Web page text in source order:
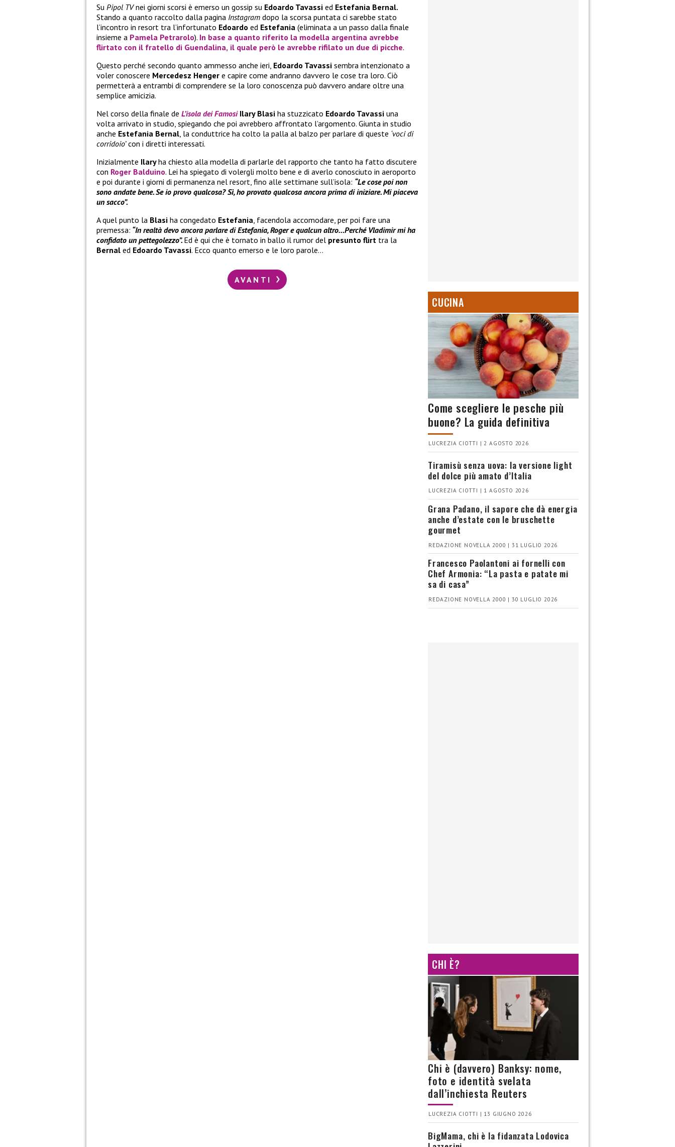
Su Pipol TVnei giorni scorsi è emerso un gossip su Edoardo Tavassi ed Estefania Bernal.
Stando a quanto raccolto dalla pagina Instagram dopo la scorsa puntata ci sarebbe stato
l’incontro in resort tra l’infortunato Edoardo ed Estefania (eliminata a un passo dalla finale
insieme a Pamela Petrarolo). In base a quanto riferito la modella argentina avrebbe
flirtato con il fratello di Guendalina, il quale però le avrebbe rifilato un due di picche.
Questo perché secondo quanto ammesso anche ieri, Edoardo Tavassi sembra intenzionato a
voler conoscere Mercedesz Henger e capire come andranno davvero le cose tra loro. Ciò
permetterà a entrambi di comprendere se la loro conoscenza può davvero andare oltre una
semplice amicizia.
Nel corso della finale de L’isola dei Famosi Ilary Blasi ha stuzzicato Edoardo Tavassi una
volta arrivato in studio, spiegando che poi avrebbero affrontato l’argomento. Giunta in studio
anche Estefania Bernal, la conduttrice ha colto la palla al balzo per parlare di queste ‘voci di
corridoio’con i diretti interessati.
Inizialmente Ilaryha chiesto alla modella di parlarle del rapporto che tanto ha fatto discutere
con Roger Balduino. Lei ha spiegato di volergli molto bene e di averlo conosciuto in aeroporto
e poi durante i giorni di permanenza nel resort, fino alle settimane sull’isola: “Le cose poi non
sono andate bene. Se io provo qualcosa? Sì, ho provato qualcosa ancora prima di iniziare. Mi piaceva
un sacco”.
A quel punto la Blasi ha congedato Estefania, facendola accomodare, per poi fare una
premessa: “In realtà devo ancora parlare di Estefania, Roger e qualcun altro…Perché Vladimir mi ha
confidato un pettegolezzo”. Ed è qui che è tornato in ballo il rumor del presunto flirt tra la
Bernal ed Edoardo Tavassi. Ecco quanto emerso e le loro parole…
AVANTI
CUCINA
Come scegliere le pesche più
buone? La guida definitiva
LUCREZIA CIOTTI | 2 AGOSTO 2026
Tiramisù senza uova: la versione light
del dolce più amato d’Italia
LUCREZIA CIOTTI | 1 AGOSTO 2026
Grana Padano, il sapore che dà energia
anche d’estate con le bruschette
gourmet
REDAZIONE NOVELLA 2000 | 31 LUGLIO 2026
Francesco Paolantoni ai fornelli con
Chef Armonia: “La pasta e patate mi
sa di casa”
REDAZIONE NOVELLA 2000 | 30 LUGLIO 2026
CHI È?
Chi è (davvero) Banksy: nome,
foto e identità svelata
dall’inchiesta Reuters
LUCREZIA CIOTTI | 13 GIUGNO 2026
BigMama, chi è la fidanzata Lodovica